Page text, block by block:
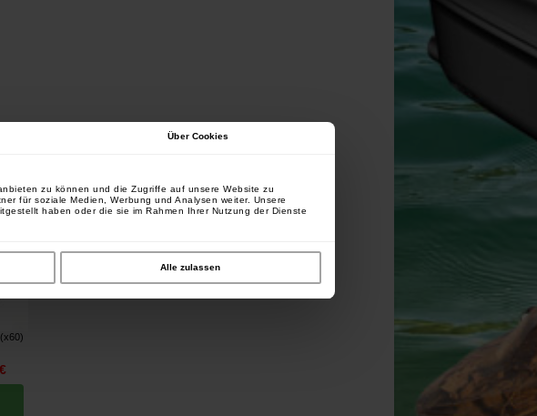
Über Cookies
zu können und die Zugriffe auf unsere Website zu
für soziale Medien, Werbung und Analysen weiter. Unsere
haben oder die sie im Rahmen Ihrer Nutzung der Dienste
Alle zulassen
€